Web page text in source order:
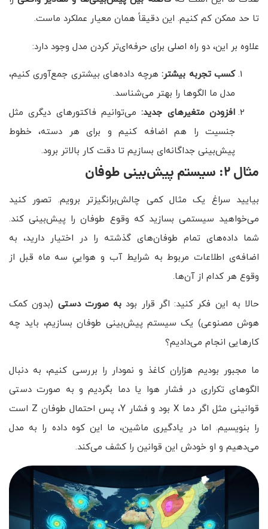
تا حد ممکن کم کنیم. این دقیقاً همان معیار عملکرد ماست.
علاوه بر این، دو راه اصلی برای حرفه‌ای‌تر کردن مدل وجود دارد:
کسب تجربه بیشتر: هرچه داده‌های بیشتری جمع‌آوری کنیم،
مدل ما الگوها را بهتر می‌شناسد.
افزودن متغیرهای جدید: می‌توانیم فاکتورهای دیگری مثل
جنسیت را هم اضافه کنیم و برای هر دسته، خطوط
پیش‌بینی جداگانه‌ای بسازیم تا دقت کار بالاتر برود.
مثال ۲: سیستم پیش‌بینی طوفان
بیایید سراغ یک مثال کمی چالش‌برانگیزتر برویم. تصور کنید
می‌خواهید سیستمی بسازید که وقوع طوفان را پیش‌بینی کند.
شما داده‌های تمام طوفان‌های گذشته را در اختیار دارید، به
اضافه‌ی اطلاعات مربوط به شرایط آب و هواییِ سه ماه قبل از
وقوع هر کدام از آن‌ها.
حالا به این فکر کنید: اگر قرار بود به صورت دستی (بدون کمک
هوش مصنوعی) یک سیستم پیش‌بینی طوفان بسازیم، باید چه
کارهایی انجام می‌دادیم؟
ما مجبور بودیم هزاران کاغذ و نمودار را بررسی کنیم، به دنبال
الگوهای تکراری در فشار هوا یا دما بگردیم و به صورت دستی
قوانینی مثل اگر دما X بود و فشار Y، پس احتمال طوفان Z است
را بنویسیم. اما در یادگیری ماشین، ما این کوه داده را به مدل
می‌دهیم و او خودش این قوانین را کشف می‌کند.